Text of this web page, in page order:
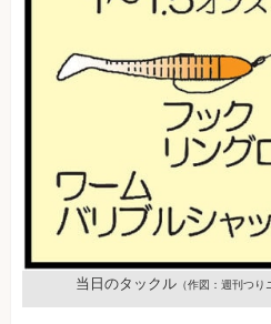
当日のタックル（作図：週刊つり